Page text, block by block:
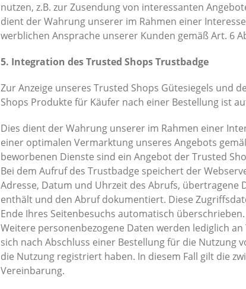
nutzen, z.B. zur Zusendung von interessanten
dient der Wahrung unserer im Rahmen einer
werblichen Ansprache unserer Kunden gemäß Art. 6
5. Integration des Trusted Shops Trustbadge
Zur Anzeige unseres Trusted Shops Gütesiegels und
Shops Produkte für Käufer nach einer Bestellung ist
Dies dient der Wahrung unserer im Rahmen einer
einer optimalen Vermarktung unseres Angebots
beworbenen Dienste sind ein Angebot der Trusted
Bei dem Aufruf des Trustbadge speichert der
Adresse, Datum und Uhrzeit des Abrufs,
enthält und den Abruf dokumentiert. Diese
Ende Ihres Seitenbesuchs automatisch überschrieben.
Weitere personenbezogene Daten werden lediglich
sich nach Abschluss einer Bestellung für die
die Nutzung registriert haben. In diesem Fall gilt die
Vereinbarung.